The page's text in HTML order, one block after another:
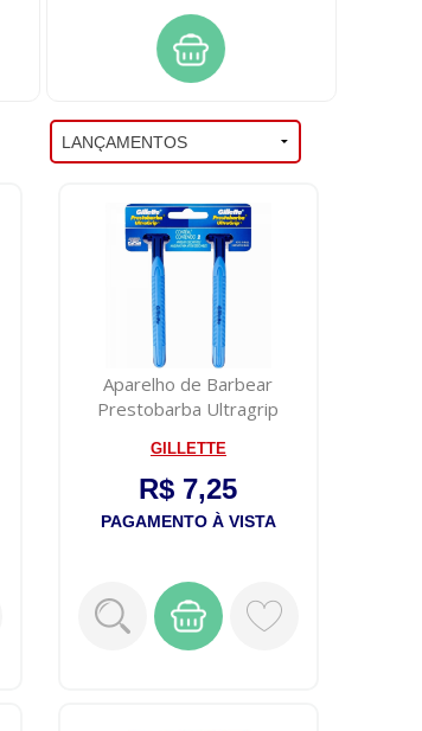
Aparelho de Barbear
Prestobarba Ultragrip
GILLETTE
R$ 7,25
PAGAMENTO À VISTA